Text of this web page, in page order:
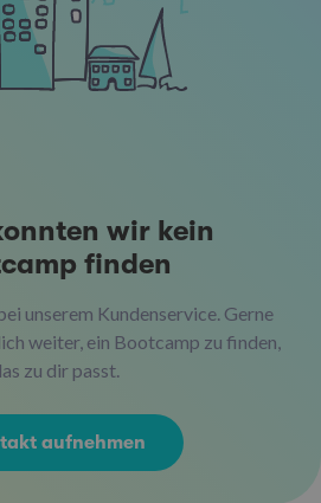
wir kein
finden
unserem Kundenservice. Gerne
weiter, ein Bootcamp zu finden,
zu dir passt.
aufnehmen